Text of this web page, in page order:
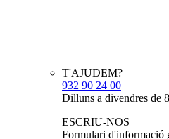
T'AJUDEM?
932 90 24 00
Dilluns a divendres de
ESCRIU-NOS
Formulari d'informació